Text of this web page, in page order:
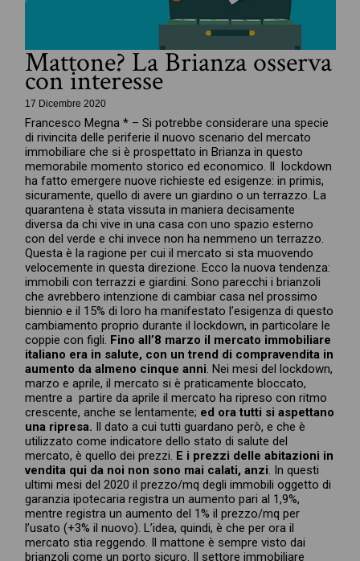
Mattone? La Brianza osserva
con interesse
17 Dicembre 2020
Francesco Megna * – Si potrebbe considerare una specie
di rivincita delle periferie il nuovo scenario del mercato
immobiliare che si è prospettato in Brianza in questo
memorabile momento storico ed economico. Il lockdown
ha fatto emergere nuove richieste ed esigenze: in primis,
sicuramente, quello di avere un giardino o un terrazzo. La
quarantena è stata vissuta in maniera decisamente
diversa da chi vive in una casa con uno spazio esterno
con del verde e chi invece non ha nemmeno un terrazzo.
Questa è la ragione per cui il mercato si sta muovendo
velocemente in questa direzione. Ecco la nuova tendenza:
immobili con terrazzi e giardini. Sono parecchi i brianzoli
che avrebbero intenzione di cambiar casa nel prossimo
biennio e il 15% di loro ha manifestato l’esigenza di questo
cambiamento proprio durante il lockdown, in particolare le
coppie con figli. Fino all’8 marzo il mercato immobiliare
italiano era in salute, con un trend di compravendita in
aumento da almeno cinque anni . Nei mesi del lockdown,
marzo e aprile, il mercato si è praticamente bloccato,
mentre a partire da aprile il mercato ha ripreso con ritmo
crescente, anche se lentamente; ed ora tutti si aspettano
una ripresa. Il dato a cui tutti guardano però, e che è
utilizzato come indicatore dello stato di salute del
mercato, è quello dei prezzi. E i prezzi delle abitazioni in
vendita qui da noi non sono mai calati, anzi . In questi
ultimi mesi del 2020 il prezzo/mq degli immobili oggetto di
garanzia ipotecaria registra un aumento pari al 1,9%,
mentre registra un aumento del 1% il prezzo/mq per
l’usato (+3% il nuovo). L’idea, quindi, è che per ora il
mercato stia reggendo. Il mattone è sempre visto dai
brianzoli come un porto sicuro. Il settore immobiliare